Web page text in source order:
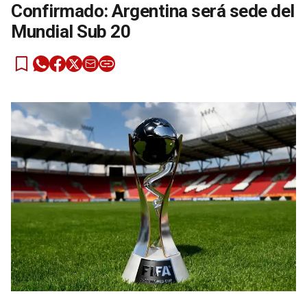
Confirmado: Argentina será sede del
Mundial Sub 20